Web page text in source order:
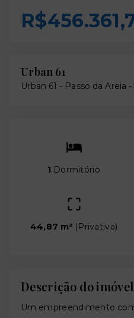
Urban 61
Urban 61 - Passo da Areia
1 Dormitório
44,87 m² ( Privativa)
Descrição do imóvel
Um empreendimento